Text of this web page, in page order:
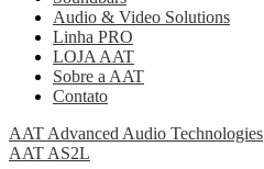
Audio & Video Solutions
Linha PRO
LOJA AAT
Sobre a AAT
Contato
AAT Advanced Audio Technologies
AAT AS2L